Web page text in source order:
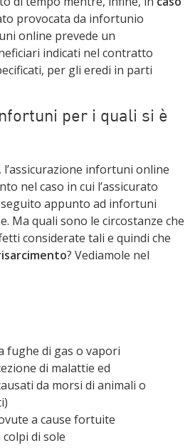
provocata da infortunio
online prevede un
indicati nel contratto
per gli eredi in parti
per i quali si è
infortuni online
nel caso in cui l’assicurato
appunto ad infortuni
Ma quali sono le circostanze che
considerate tali e quindi che
? Vediamole nel
fughe di gas o vapori
di malattie ed
da morsi di animali o
a cause fortuite
di sole